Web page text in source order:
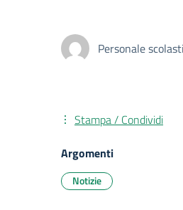
Personale
Stampa / Condividi
Argomenti
Notizie